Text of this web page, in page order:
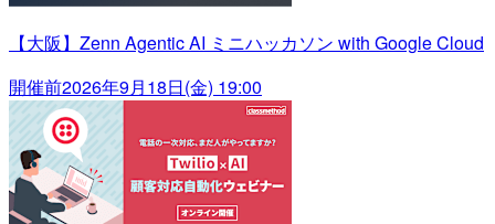
【大阪】Zenn Agentic AI ミニハッカソン with Google Cloud
開催前2026年9月18日(金) 19:00